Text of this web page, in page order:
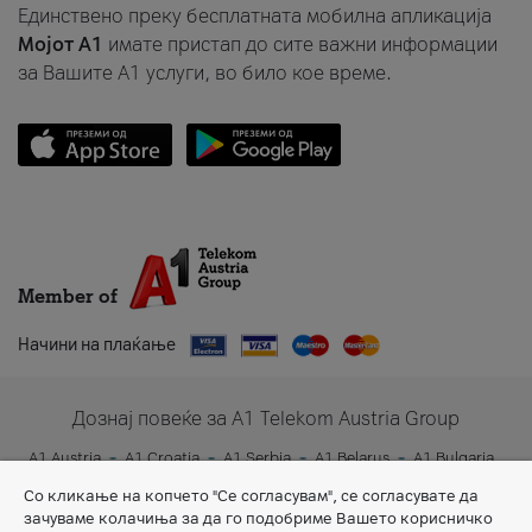
Единствено преку бесплатната мобилна апликација
Мојот A1 имате пристап до сите важни информации
за Вашите A1 услуги, во било кое време.
Member of
Начини на плаќање
Дознај повеќе за A1 Telekom Austria Group
A1 Austria A1 Croatia A1 Serbia A1 Belarus
A1 Bulgaria
A1 Slovenia
A1 Digital
Со кликање на копчето "Се согласувам", се согласувате да
зачуваме колачиња за да го подобриме Вашето корисничко